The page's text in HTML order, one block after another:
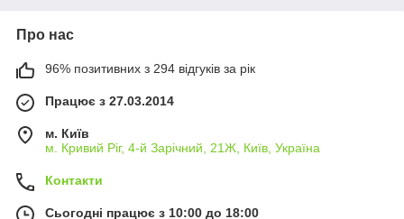
Про нас
96% позитивних з 294 відгуків за рік
Працює з 27.03.2014
м. Київ
м. Кривий Ріг, 4-й Зарічний, 21Ж, Київ, Україна
Контакти
Сьогодні працює з 10:00 до 18:00